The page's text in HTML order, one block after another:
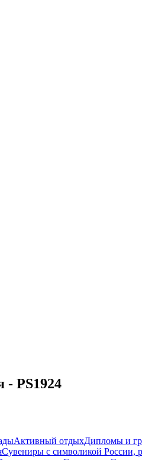
PS1924
Активный отдыхДипломы и
Сувениры с символикой России,